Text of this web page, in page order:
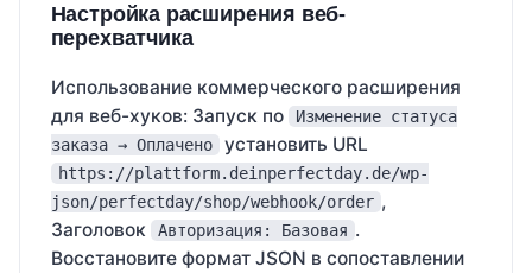
Настройка расширения веб-
перехватчика
Использование коммерческого расширения
для веб-хуков: Запуск по
Изменение статуса
заказа → Оплачено
установить URL
https://plattform.deinperfectday.de/wp-
json/perfectday/shop/webhook/order ,
Заголовок
Авторизация: Базовая .
Восстановите формат JSON в сопоставлении